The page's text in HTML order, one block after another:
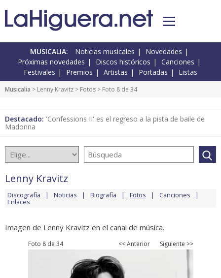
MUSICALIA: Noticias musicales
Novedades
Próximas novedades
Discos históricos
Canciones
Festivales
Premios Artistas Portadas Listas
Musicalia > Lenny Kravitz > Fotos > Foto 8 de 34
Destacado: 'Confessions II' es el regreso a la pista de baile de
Madonna
Lenny Kravitz
Discografía Noticias Biografía Fotos Canciones
Enlaces
Imagen de Lenny Kravitz en el canal de música.
Foto 8 de 34 << Anterior Siguiente >>